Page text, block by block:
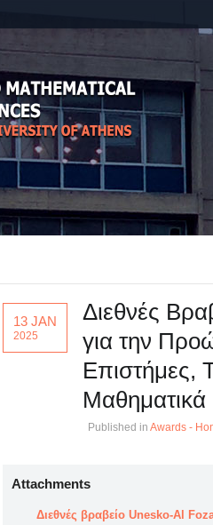
13 JAN
2025
Διεθνές
για την
Επιστήμες,
Published in Awards -
Attachments
Διεθνές βραβείο Unesko-Al